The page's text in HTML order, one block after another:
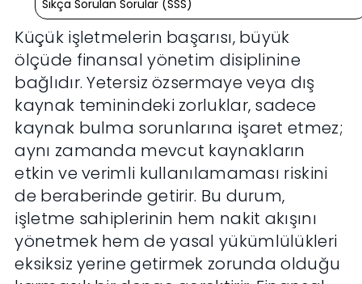
Sıkça Sorulan Sorular (SSS)
Küçük işletmelerin başarısı, büyük
ölçüde finansal yönetim disiplinine
bağlıdır. Yetersiz özsermaye veya dış
kaynak teminindeki zorluklar, sadece
kaynak bulma sorunlarına işaret etmez;
aynı zamanda mevcut kaynakların
etkin ve verimli kullanılamaması riskini
de beraberinde getirir. Bu durum,
işletme sahiplerinin hem nakit akışını
yönetmek hem de yasal yükümlülükleri
eksiksiz yerine getirmek zorunda olduğu